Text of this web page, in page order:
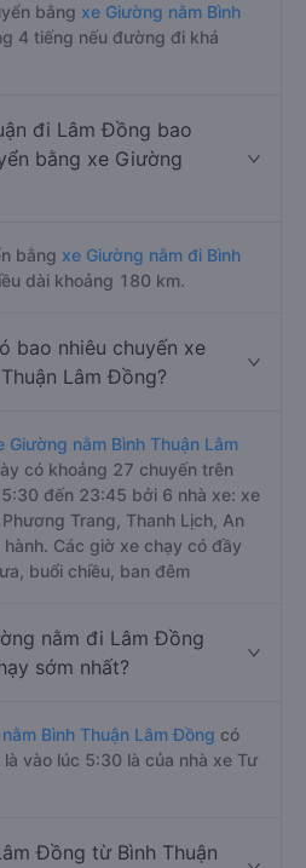
bằng xe Giường nằm Bình
4 tiếng nếu đường đi khá
đi Lâm Đồng bao
bằng xe Giường
bằng xe Giường nằm đi Bình
dài khoảng 180 km.
bao nhiêu chuyến xe
Lâm Đồng?
Giường nằm Bình Thuận Lâm
có khoảng 27 chuyến trên
đến 23:45 bởi 6 nhà xe: xe
Trang, Thanh Lịch, An
Các giờ xe chạy có đầy
buổi chiều, ban đêm
nằm đi Lâm Đồng
sớm nhất?
Bình Thuận Lâm Đồng có
vào lúc 5:30 là của nhà xe Tư
Đồng từ Bình Thuận